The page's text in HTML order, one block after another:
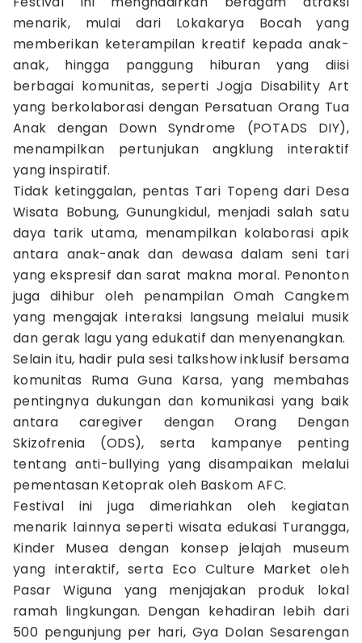
menarik, mulai dari Lokakarya Bocah yang
memberikan keterampilan kreatif kepada anak-
anak, hingga panggung hiburan yang diisi
berbagai komunitas, seperti Jogja Disability Art
yang berkolaborasi dengan Persatuan Orang Tua
Anak dengan Down Syndrome (POTADS DIY),
menampilkan pertunjukan angklung interaktif
yang inspiratif.
Tidak ketinggalan, pentas Tari Topeng dari Desa
Wisata Bobung, Gunungkidul, menjadi salah satu
daya tarik utama, menampilkan kolaborasi apik
antara anak-anak dan dewasa dalam seni tari
yang ekspresif dan sarat makna moral. Penonton
juga dihibur oleh penampilan Omah Cangkem
yang mengajak interaksi langsung melalui musik
dan gerak lagu yang edukatif dan menyenangkan.
Selain itu, hadir pula sesi talkshow inklusif bersama
komunitas Ruma Guna Karsa, yang membahas
pentingnya dukungan dan komunikasi yang baik
antara caregiver dengan Orang Dengan
Skizofrenia (ODS), serta kampanye penting
tentang anti-bullying yang disampaikan melalui
pementasan Ketoprak oleh Baskom AFC.
Festival ini juga dimeriahkan oleh kegiatan
menarik lainnya seperti wisata edukasi Turangga,
Kinder Musea dengan konsep jelajah museum
yang interaktif, serta Eco Culture Market oleh
Pasar Wiguna yang menjajakan produk lokal
ramah lingkungan. Dengan kehadiran lebih dari
500 pengunjung per hari, Gya Dolan Sesarengan